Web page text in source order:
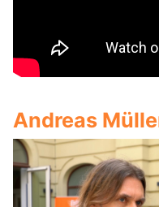
Andreas